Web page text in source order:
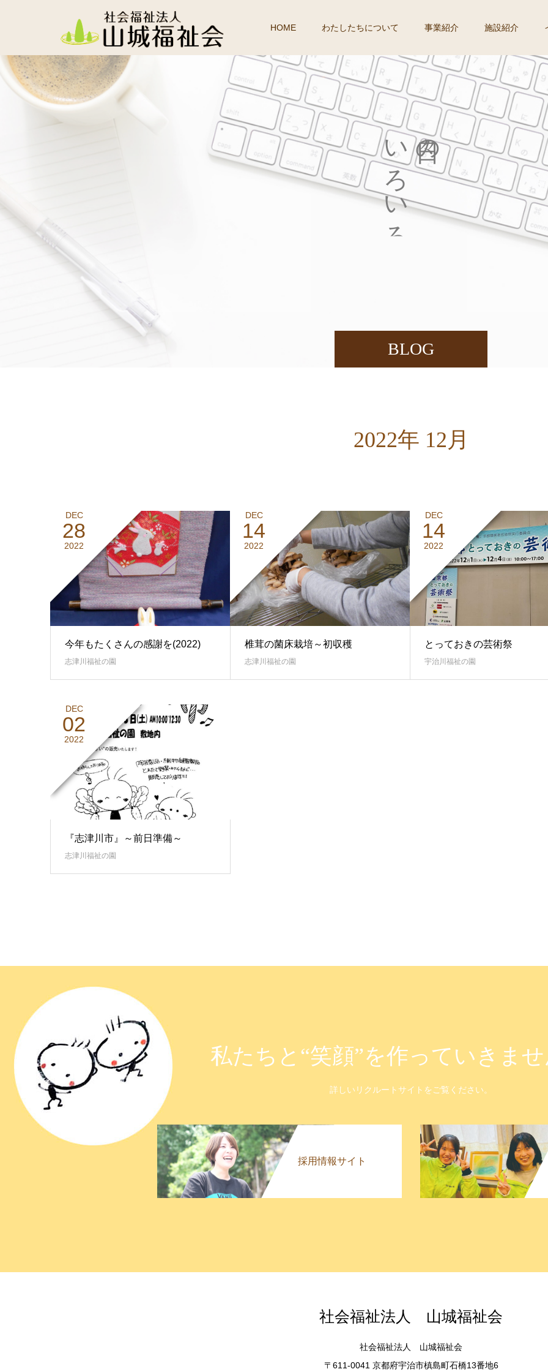
HOME わたしたちについて 事業紹介 施設紹介
BLOG
の
い
ろ
い
ろ
2022年 12月
DEC
28
2022
今年もたくさんの感謝を(2022)
志津川福祉の園
DEC
14
2022
椎茸の菌床栽培～初収穫
志津川福祉の園
DEC
14
2022
とっておきの芸術祭
宇治川福祉の園
DEC
02
2022
『志津川市』～前日準備～
志津川福祉の園
私たちと“笑顔”を作っていきま
詳しいリクルートサイトをご覧ください。
採用情報サイト
社会福祉法人 山城福祉会
社会福祉法人 山城福祉会
〒611-0041 京都府宇治市槙島町石橋13番地6